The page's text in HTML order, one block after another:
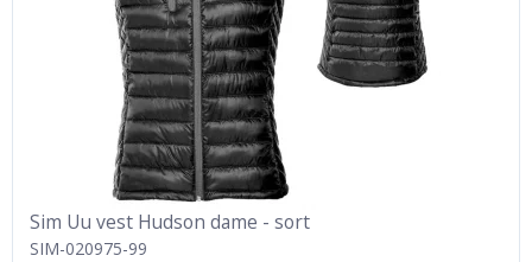
Sim Uu vest Hudson dame - sort
SIM-020975-99